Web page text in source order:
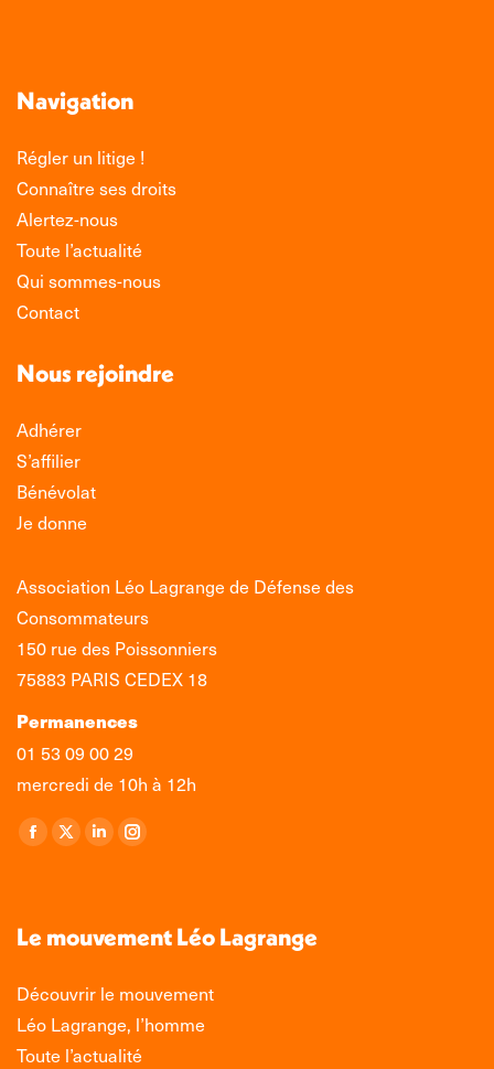
Navigation
Régler un litige !
Connaître ses droits
Alertez-nous
Toute l’actualité
Qui sommes-nous
Contact
Nous rejoindre
Adhérer
S’affilier
Bénévolat
Je donne
Association Léo Lagrange de Défense des
Consommateurs
150 rue des Poissonniers
75883 PARIS CEDEX 18
Permanences
01 53 09 00 29
mercredi de 10h à 12h
Retrouvez-nous sur :
La
s'ouvre
une
nouvelle
fenêtre
La
s'ouvre
une
fenêtre
La
s'ouvre
une
nouvelle
fenêtre
La
s'ouvre
une
nouvelle
fenêtre
Le mouvement Léo Lagrange
Découvrir le mouvement
Léo Lagrange, l’homme
Toute l’actualité